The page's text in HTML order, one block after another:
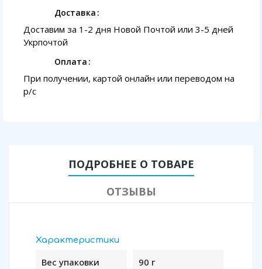
Доставка
Доставим за 1-2 дня Новой Почтой или 3-5 дней
Укрпочтой
Оплата
При получении, картой онлайн или переводом на
p/с
ПОДРОБНЕЕ О ТОВАРЕ
ОТЗЫВЫ
Характеристики
Вес упаковки 90 г